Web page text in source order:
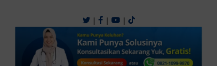
| | |